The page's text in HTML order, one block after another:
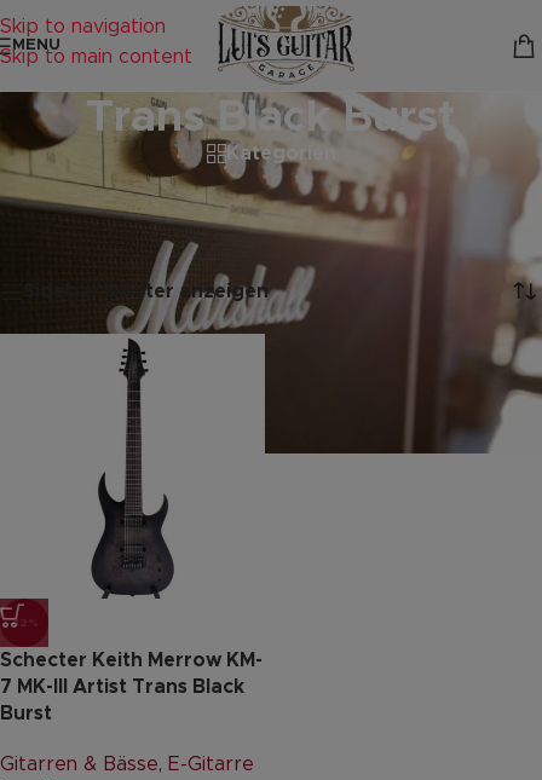
Skip to navigation
Skip to main content
MENU
Trans Black Burst
Kategorien
Startseite
Produkte verschlagwortet mit „Trans Black Burst“
Einzelnes Ergebnis wird angezeigt
Sidebar & Filter anzeigen
-12%
Schecter Keith Merrow KM-
7 MK-III Artist Trans Black
Burst
Gitarren & Bässe, E-Gitarre